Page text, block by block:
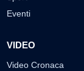
Eventi
VIDEO
Video Cronaca